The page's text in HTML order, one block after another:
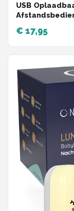
USB
kleuren -
verlichting -
voor Baby,
Touch Control
€ 17,95